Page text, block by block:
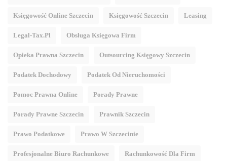
Księgowość Online Szczecin Księgowość Szczecin Leasing
Legal-Tax.pl Obsługa Księgowa Firm
Opieka Prawna Szczecin Outsourcing Księgowy Szczecin
Podatek Dochodowy Podatek Od Nieruchomości
Pomoc Prawna Online Porady Prawne
Porady Prawne Szczecin Prawnik Szczecin
Prawo Podatkowe Prawo W Szczecinie
Profesjonalne Biuro Rachunkowe Rachunkowość Dla Firm